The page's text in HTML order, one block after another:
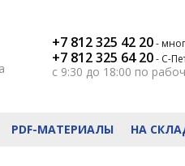
+7 812 325 42 20-
+7 812 325 64 20- С-
с 9:30 до 18:00 по
PDF-МАТЕРИАЛЫ НА